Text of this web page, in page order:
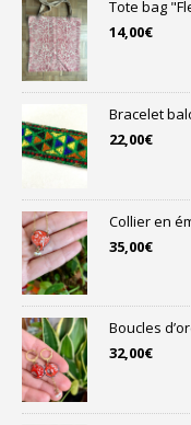
Tote bag
14,00€
Bracelet
22,00€
Collier en
35,00€
Boucles
32,00€